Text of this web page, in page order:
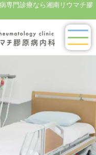
専門診療なら湘南リウマチ膠